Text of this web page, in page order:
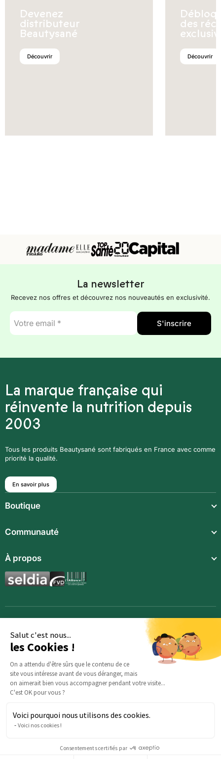
Salut c'est nous...
les Cookies !
On a attendu d'être sûrs que le contenu de ce
site vous intéresse avant de vous déranger, mais
on aimerait bien vous accompagner pendant votre visite...
C'est OK pour vous ?
Voici pourquoi nous utilisons des cookies.
Voici nos cookies !
Consentements certifiés par
Devenez
distributeur
Beautysané
Découvrir
des
Découvrir
La newsletter
Recevez nos offres et découvrez nos nouveautés en exclusivité.
E-
mail
*
S'inscrire
La marque française qui
réinvente la nutrition depuis
2003
Tous les produits Beautysané sont fabriqués en France avec comme
priorité la qualité.
En savoir plus
Boutique
Compléments alimentaires
Boissons techniques
Communauté
Communauté
Magazine
À propos
Qui sommes-nous ?
Opportunités
Inscription
Demande d’information
Des questions sur votre commande ? : Notre équipe est là
5 avenue Joffre, 57000 Metz, FRANCE |+33 (0)3 69 67 19 19